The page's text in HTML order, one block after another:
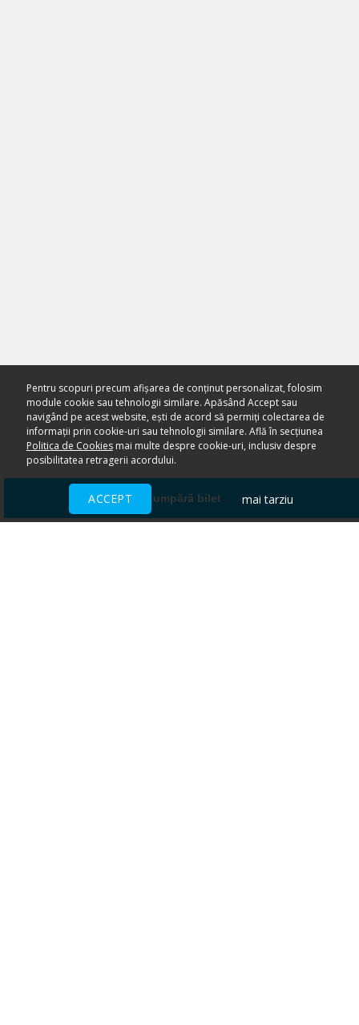
Cumpără bilet
Pentru scopuri precum afișarea de conținut personalizat, folosim
module cookie sau tehnologii similare. Apăsând Accept sau
navigând pe acest website, ești de acord să permiți colectarea de
informații prin cookie-uri sau tehnologii similare. Află în secțiunea
Politica de Cookiesmai multe despre cookie-uri, inclusiv despre
posibilitatea retragerii acordului.
ACCEPT mai tarziu